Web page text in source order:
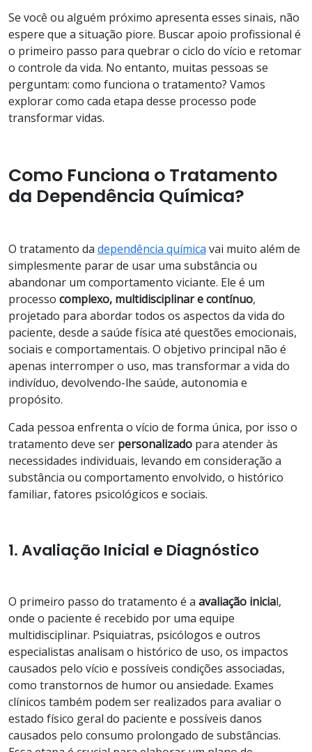
Se você ou alguém próximo apresenta esses sinais, não
espere que a situação piore. Buscar apoio profissional é
o primeiro passo para quebrar o ciclo do vício e retomar
o controle da vida. No entanto, muitas pessoas se
perguntam: como funciona o tratamento? Vamos
explorar como cada etapa desse processo pode
transformar vidas.
Como Funciona o Tratamento
da Dependência Química?
O tratamento da dependência química vai muito além de
simplesmente parar de usar uma substância ou
abandonar um comportamento viciante. Ele é um
processo complexo, multidisciplinar e contínuo,
projetado para abordar todos os aspectos da vida do
paciente, desde a saúde física até questões emocionais,
sociais e comportamentais. O objetivo principal não é
apenas interromper o uso, mas transformar a vida do
indivíduo, devolvendo-lhe saúde, autonomia e
propósito.
Cada pessoa enfrenta o vício de forma única, por isso o
tratamento deve ser personalizado para atender às
necessidades individuais, levando em consideração a
substância ou comportamento envolvido, o histórico
familiar, fatores psicológicos e sociais.
1. Avaliação Inicial e Diagnóstico
O primeiro passo do tratamento é a avaliação inicial,
onde o paciente é recebido por uma equipe
multidisciplinar. Psiquiatras, psicólogos e outros
especialistas analisam o histórico de uso, os impactos
causados pelo vício e possíveis condições associadas,
como transtornos de humor ou ansiedade. Exames
clínicos também podem ser realizados para avaliar o
estado físico geral do paciente e possíveis danos
causados pelo consumo prolongado de substâncias.